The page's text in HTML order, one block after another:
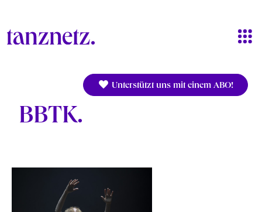
Unterstützt uns mit einem ABO!
BBTK